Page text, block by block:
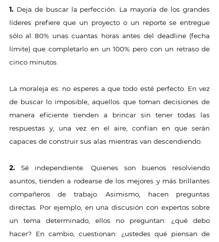
1. Deja de buscar la perfección. La mayoría de los grandes
líderes prefiere que un proyecto o un reporte se entregue
sólo al 80% unas cuantas horas antes del deadline (fecha
límite) que completarlo en un 100% pero con un retraso de
cinco minutos.
La moraleja es: no esperes a que todo esté perfecto. En vez
de buscar lo imposible, aquellos que toman decisiones de
manera eficiente tienden a brincar sin tener todas las
respuestas y, una vez en el aire, confían en que serán
capaces de construir sus alas mientras van descendiendo.
2. Sé independiente. Quienes son buenos resolviendo
asuntos, tienden a rodearse de los mejores y más brillantes
compañeros de trabajo. Asimismo, hacen preguntas
directas. Por ejemplo, en una discusión con expertos sobre
un tema determinado, ellos no preguntan: ¿qué debo
hacer? En cambio, cuestionan: ¿ustedes qué piensan de